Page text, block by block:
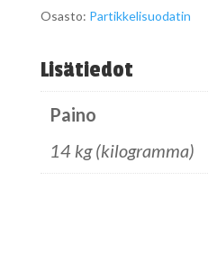
Osasto: Partikkelisuodatin
Lisätiedot
Paino
14 kg (kilogramma)